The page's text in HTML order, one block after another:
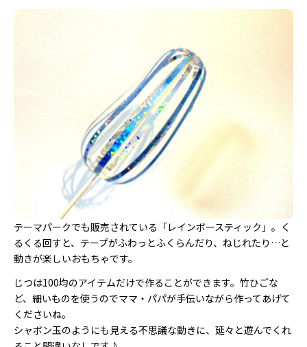
テーマパークでも販売されている「レインボースティック」。く
るくる回すと、テープがふわっとふくらんだり、ねじれたり…と
動きが楽しいおもちゃです。
じつは100均のアイテムだけで作ることができます。竹ひごな
ど、細いものを使うのでママ・パパが手伝いながら作ってあげて
くださいね。
シャボン玉のようにも見える不思議な動きに、延々と遊んでくれ